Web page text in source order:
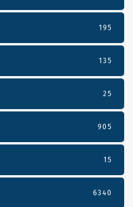
195
135
25
905
15
6340